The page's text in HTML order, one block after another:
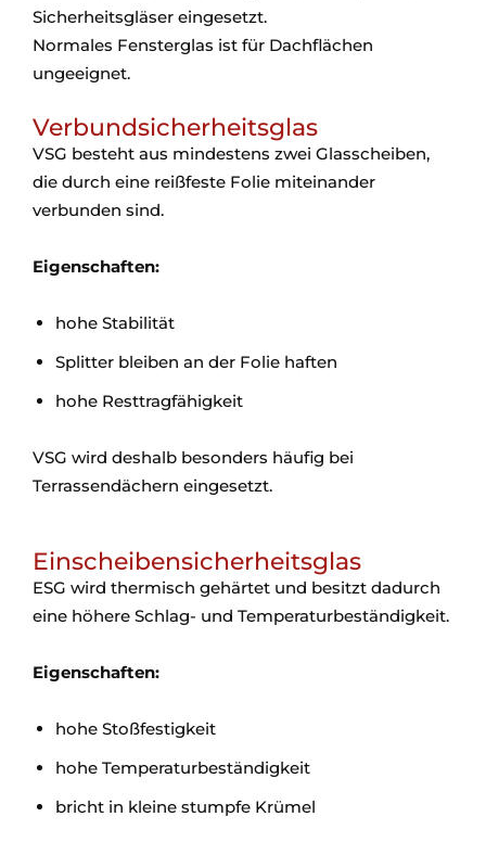
Sicherheitsgläser eingesetzt.
Normales Fensterglas ist für Dachflächen
ungeeignet.
Verbundsicherheitsglas
VSG besteht aus mindestens zwei Glasscheiben,
die durch eine reißfeste Folie miteinander
verbunden sind.
Eigenschaften:
hohe Stabilität
Splitter bleiben an der Folie haften
hohe Resttragfähigkeit
VSG wird deshalb besonders häufig bei
Terrassendächern eingesetzt.
Einscheibensicherheitsglas
ESG wird thermisch gehärtet und besitzt dadurch
eine höhere Schlag- und Temperaturbeständigkeit.
Eigenschaften:
hohe Stoßfestigkeit
hohe Temperaturbeständigkeit
bricht in kleine stumpfe Krümel